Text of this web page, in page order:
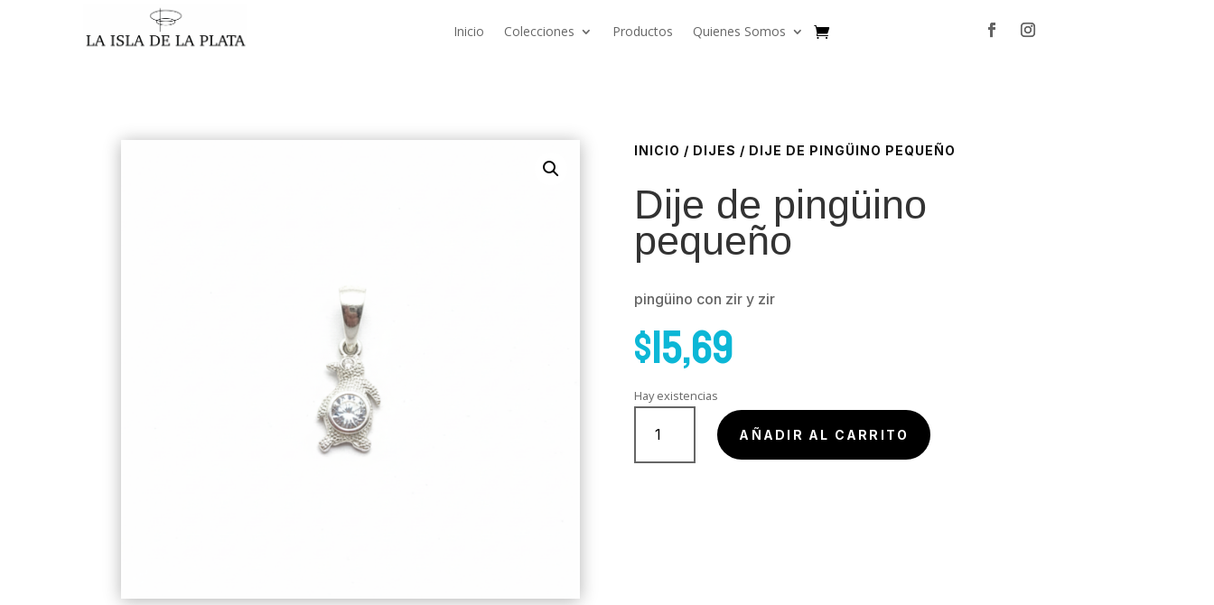
Inicio Colecciones Productos Quienes Somos
INICIO / DIJES / DIJE DE PINGÜINO PEQUEÑO
Dije de pingüino
pequeño
pingüino con zir y zir
$15,69
Hay existencias
Dije
pingüino
AÑADIR AL CARRITO